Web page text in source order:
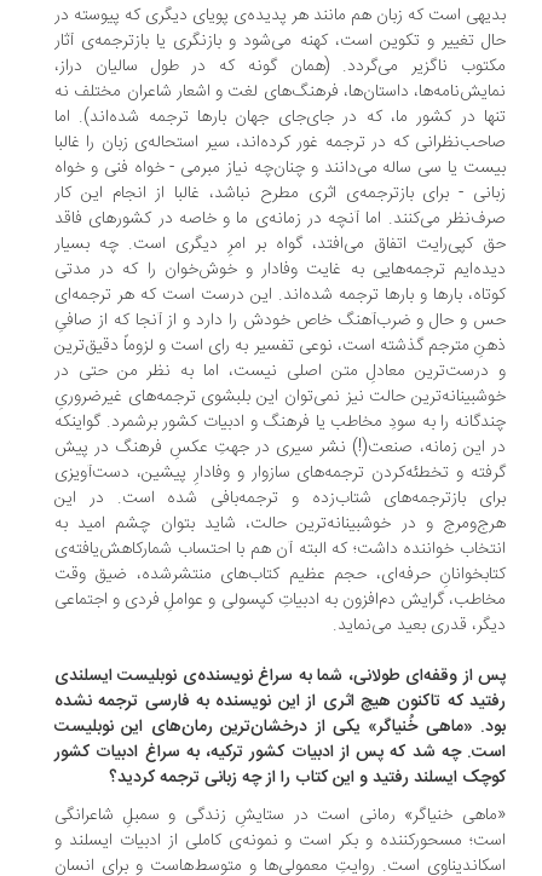
است که زبان هم مانند هر پدیده‌ی پویای دیگری که پیوسته در
تغییر و تکوین است، کهنه می‌شود و بازنگری یا بازترجمه‌ی آثار
ناگزیر می‌گردد. (همان گونه که در طول سالیان دراز،
داستان‌ها، فرهنگ‌های لغت و اشعار شاعران مختلف نه
در کشور ما، که در جای‌جای جهان بارها ترجمه شده‌اند). اما
که در ترجمه غور کرده‌اند، سیر استحاله‌ی زبان را غالبا
یا سی ساله می‌دانند و چنان‌چه نیاز مبرمی - خواه فنی و خواه
- برای بازترجمه‌ی اثری مطرح نباشد، غالبا از انجام این کار
می‌کنند. اما آنچه در زمانه‌ی ما و خاصه در کشورهای فاقد
کپی‌رایت اتفاق می‌افتد، گواه بر امرِ دیگری است. چه بسیار
ترجمه‌هایی به غایت وفادار و خوش‌خوان را که در مدتی
بارها و بارها ترجمه شده‌اند. این درست است که هر ترجمه‌ای
و حال و ضرب‌آهنگ خاص خودش را دارد و از آنجا که از صافیِ
مترجم گذشته است، نوعی تفسیر به رای است و لزوماً دقیق‌ترین
معادلِ متن اصلی نیست، اما به نظر من حتی در
حالت نیز نمی‌توان این بلبشوی ترجمه‌های غیرضروریِ
را به سودِ مخاطب یا فرهنگ و ادبیات کشور برشمرد. گواینکه
این زمانه، صنعت(!) نشر سیری در جهتِ عکسِ فرهنگ در پیش
و تخطئه‌کردن ترجمه‌های سازوار و وفادارِ پیشین، دست‌آویزی
بازترجمه‌های شتاب‌زده و ترجمه‌بافی شده است. در این
و در خوشبینانه‌ترین حالت، شاید بتوان چشم امید به
خواننده داشت؛ که البته آن هم با احتساب شمارکاهش‌یافته‌ی
حرفه‌ای، حجم عظیم کتاب‌های منتشرشده، ضیق وقت
گرایش دم‌افزون به ادبیاتِ کپسولی و عواملِ فردی و اجتماعی
قدری بعید می‌نماید.
از وقفه‌ای طولانی، شما به سراغ نویسنده‌ی نوبلیست ایسلندی
که تاکنون هیچ اثری از این نویسنده به فارسی ترجمه نشده
«ماهی خُنیاگر» یکی از درخشان‌ترین رمان‌های این نوبلیست
چه شد که پس از ادبیات کشور ترکیه، به سراغ ادبیات کشور
ایسلند رفتید و این کتاب را از چه زبانی ترجمه کردید؟
خنیاگر» رمانی است در ستایشِ زندگی و سمبلِ شاعرانگی
مسحورکننده و بکر است و نمونه‌ی کاملی از ادبیات ایسلند و
است. روایتِ معمولی‌ها و متوسط‌هاست و برای انسان